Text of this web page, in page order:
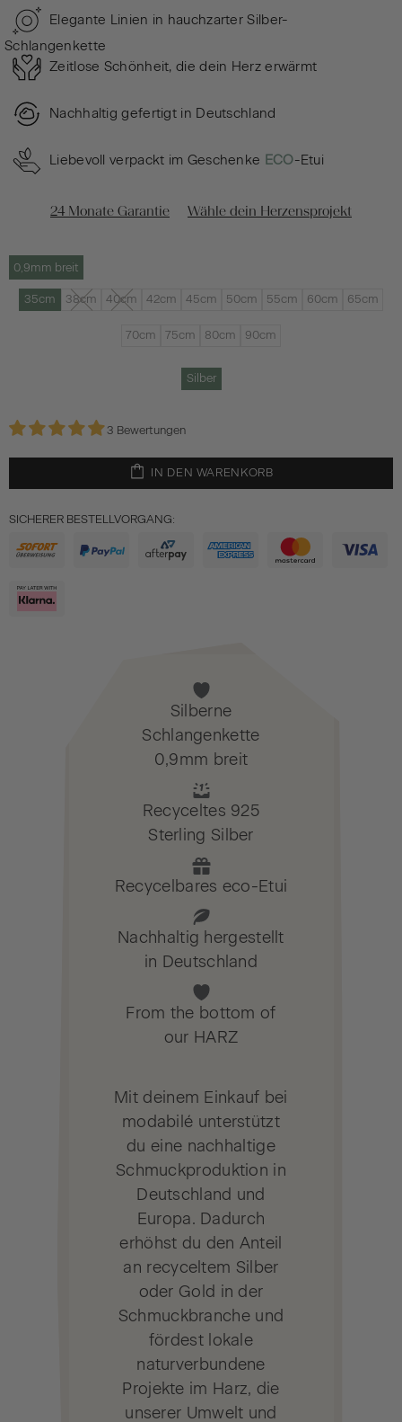
Elegante Linien in hauchzarter Silber-
Schlangenkette
Zeitlose Schönheit, die dein Herz erwärmt
Nachhaltig gefertigt in Deutschland
Liebevoll verpackt im Geschenke ECO-Etui
24 Monate Garantie Wähle dein Herzensprojekt
0,9mm breit
35cm 38cm 40cm 42cm 45cm 50cm 55cm 60cm 65cm
70cm 75cm 80cm 90cm
Silber
3 Bewertungen
IN DEN WARENKORB
SICHERER BESTELLVORGANG:
Silberne
Schlangenkette
0,9mm breit
Recyceltes 925
Sterling Silber
Recycelbares eco-Etui
Nachhaltig hergestellt
in Deutschland
From the bottom of
our HARZ
Mit deinem Einkauf bei
modabilé unterstützt
du eine nachhaltige
Schmuckproduktion in
Deutschland und
Europa. Dadurch
erhöhst du den Anteil
an recyceltem Silber
oder Gold in der
Schmuckbranche und
fördest lokale
naturverbundene
Projekte im Harz, die
unserer Umwelt und